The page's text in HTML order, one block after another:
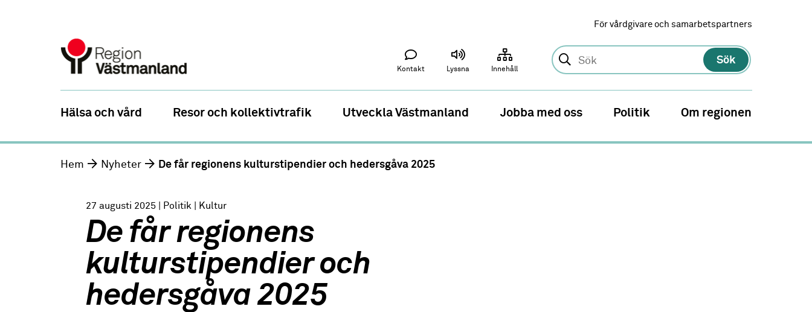
För vårdgivare och samarbetspartners
Sök
Kontakt Lyssna Innehåll
Hälsa och vård Resor och kollektivtrafik Utveckla Västmanland Jobba med oss Politik Om regionen
Hem Nyheter De får regionens kulturstipendier och hedersgåva 2025
27 augusti 2025 | Politik | Kultur
De får regionens
kulturstipendier och
hedersgåva 2025